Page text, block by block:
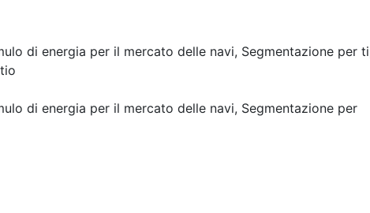
di energia per il mercato delle navi, Segmentazione per
di energia per il mercato delle navi, Segmentazione per